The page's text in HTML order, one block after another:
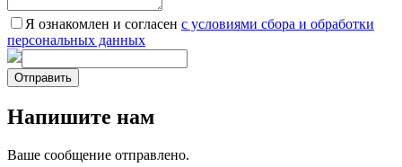
Я ознакомлен и согласен c условиями сбора и обработки
персональных данных
Отправить
Напишите нам
Ваше сообщение отправлено.